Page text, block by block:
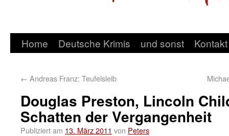
Home Deutsche Krimis und sonst Kontakt
← Andreas Franz: Teufelsleib
Douglas Preston, Lincoln
Schatten der Vergangenheit
Publiziert am 13. März 2011 von Peters